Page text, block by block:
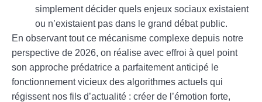
simplement décider quels enjeux sociaux existaient
ou n’existaient pas dans le grand débat public.
En observant tout ce mécanisme complexe depuis notre
perspective de 2026, on réalise avec effroi à quel point
son approche prédatrice a parfaitement anticipé le
fonctionnement vicieux des algorithmes actuels qui
régissent nos fils d’actualité : créer de l’émotion forte,